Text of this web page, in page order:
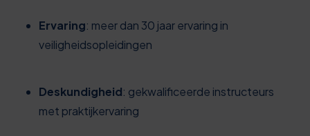
Ervaring: meer dan 30 jaar ervaring in
veiligheidsopleidingen
Deskundigheid: gekwalificeerde instructeurs
met praktijkervaring